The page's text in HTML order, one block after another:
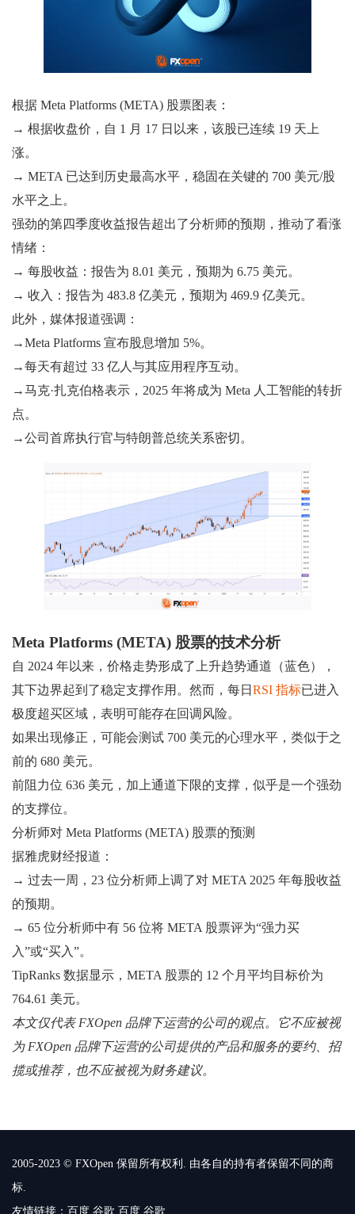
根据 Meta Platforms (META) 股票图表：
→ 根据收盘价，自 1 月 17 日以来，该股已连续 19 天上
涨。
→ META 已达到历史最高水平，稳固在关键的 700 美元/股
水平之上。
强劲的第四季度收益报告超出了分析师的预期，推动了看涨
情绪：
→ 每股收益：报告为 8.01 美元，预期为 6.75 美元。
→ 收入：报告为 483.8 亿美元，预期为 469.9 亿美元。
此外，媒体报道强调：
→Meta Platforms 宣布股息增加 5%。
→每天有超过 33 亿人与其应用程序互动。
→马克·扎克伯格表示，2025 年将成为 Meta 人工智能的转折
点。
→公司首席执行官与特朗普总统关系密切。
Meta Platforms (META) 股票的技术分析
自 2024 年以来，价格走势形成了上升趋势通道（蓝色），
其下边界起到了稳定支撑作用。然而，每日 RSI 指标已进入
极度超买区域，表明可能存在回调风险。
如果出现修正，可能会测试 700 美元的心理水平，类似于之
前的 680 美元。
前阻力位 636 美元，加上通道下限的支撑，似乎是一个强劲
的支撑位。
分析师对 Meta Platforms (META) 股票的预测
据雅虎财经报道：
→ 过去一周，23 位分析师上调了对 META 2025 年每股收益
的预期。
→ 65 位分析师中有 56 位将 META 股票评为“强力买
入”或“买入”。
TipRanks 数据显示，META 股票的 12 个月平均目标价为
764.61 美元。
本文仅代表 FXOpen 品牌下运营的公司的观点。它不应被视
为 FXOpen 品牌下运营的公司提供的产品和服务的要约、招
揽或推荐，也不应被视为财务建议。
2005-2023 © FXOpen 保留所有权利. 由各自的持有者保留不同的商
标.
友情链接： 百度 谷歌 百度 谷歌